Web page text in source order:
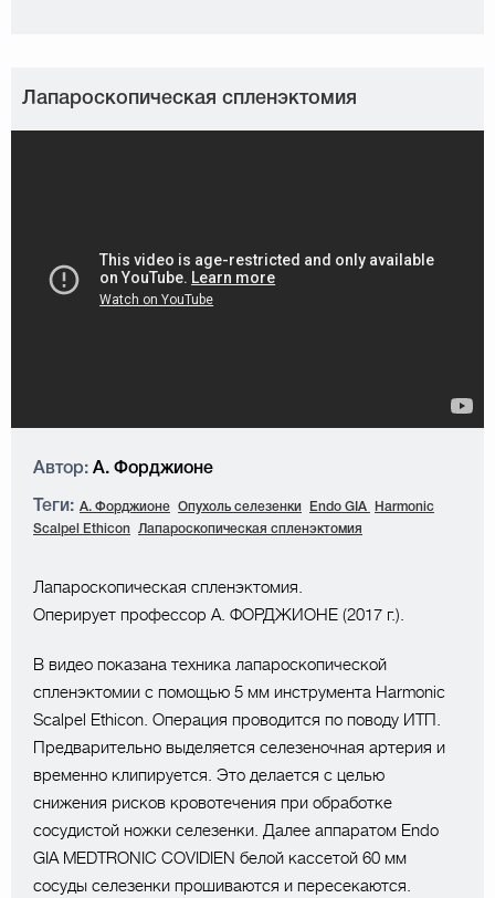
Лапароскопическая спленэктомия
Автор: А. Форджионе
Теги: А. Форджионе Опухоль селезенки Endo GIA
Harmonic
Scalpel Ethicon
Лапароскопическая спленэктомия
Лапароскопическая спленэктомия.
Оперирует профессор А. ФОРДЖИОНЕ (2017 г.).
В видео показана техника лапароскопической
спленэктомии с помощью 5 мм инструмента Harmonic
Scalpel Ethicon. Операция проводится по поводу ИТП.
Предварительно выделяется селезеночная артерия и
временно клипируется. Это делается с целью
снижения рисков кровотечения при обработке
сосудистой ножки селезенки. Далее аппаратом Endo
GIA MEDTRONIC COVIDIEN белой кассетой 60 мм
сосуды селезенки прошиваются и пересекаются.